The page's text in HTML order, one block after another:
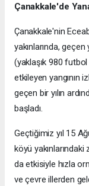
Çanakkale'de
Çanakkale'nin
yakınlarında,
(yaklaşık 980 futbol
etkileyen yangının
geçen bir yılın
başladı.
Geçtiğimiz yıl 15
köyü
da etkisiyle hızla
ve çevre illerden